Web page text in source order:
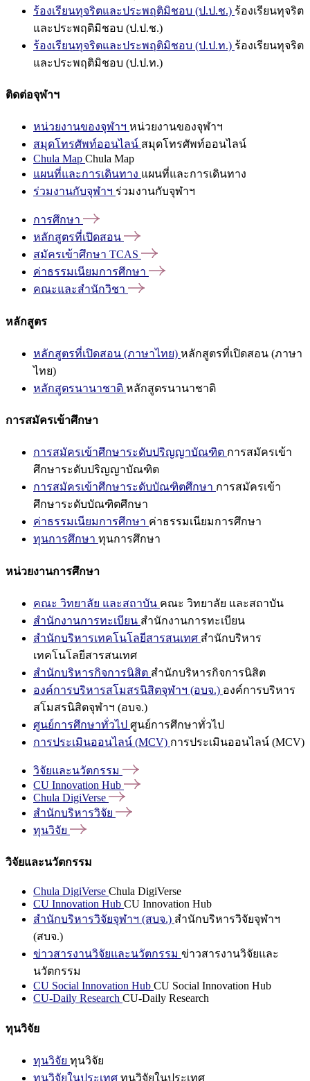
ร้องเรียนทุจริตและประพฤติมิชอบ (ป.ป.ช.) ร้องเรียนทุจริต
และประพฤติมิชอบ (ป.ป.ช.)
ร้องเรียนทุจริตและประพฤติมิชอบ (ป.ป.ท.) ร้องเรียนทุจริต
และประพฤติมิชอบ (ป.ป.ท.)
ติดต่อจุฬาฯ
หน่วยงานของจุฬาฯ หน่วยงานของจุฬาฯ
สมุดโทรศัพท์ออนไลน์ สมุดโทรศัพท์ออนไลน์
Chula Map Chula Map
แผนที่และการเดินทาง แผนที่และการเดินทาง
ร่วมงานกับจุฬาฯ ร่วมงานกับจุฬาฯ
การศึกษา
หลักสูตรที่เปิดสอน
สมัครเข้าศึกษา TCAS
ค่าธรรมเนียมการศึกษา
คณะและสำนักวิชา
หลักสูตร
หลักสูตรที่เปิดสอน (ภาษาไทย) หลักสูตรที่เปิดสอน (ภาษา
ไทย)
หลักสูตรนานาชาติ หลักสูตรนานาชาติ
การสมัครเข้าศึกษา
การสมัครเข้าศึกษาระดับปริญญาบัณฑิต การสมัครเข้า
ศึกษาระดับปริญญาบัณฑิต
การสมัครเข้าศึกษาระดับบัณฑิตศึกษา การสมัครเข้า
ศึกษาระดับบัณฑิตศึกษา
ค่าธรรมเนียมการศึกษา ค่าธรรมเนียมการศึกษา
ทุนการศึกษา ทุนการศึกษา
หน่วยงานการศึกษา
คณะ วิทยาลัย และสถาบัน คณะ วิทยาลัย และสถาบัน
สำนักงานการทะเบียน สำนักงานการทะเบียน
สำนักบริหารเทคโนโลยีสารสนเทศ สำนักบริหาร
เทคโนโลยีสารสนเทศ
สำนักบริหารกิจการนิสิต สำนักบริหารกิจการนิสิต
องค์การบริหารสโมสรนิสิตจุฬาฯ (อบจ.) องค์การบริหาร
สโมสรนิสิตจุฬาฯ (อบจ.)
ศูนย์การศึกษาทั่วไป ศูนย์การศึกษาทั่วไป
การประเมินออนไลน์ (MCV) การประเมินออนไลน์ (MCV)
วิจัยและนวัตกรรม
CU Innovation Hub
Chula DigiVerse
สำนักบริหารวิจัย
ทุนวิจัย
วิจัยและนวัตกรรม
Chula DigiVerse Chula DigiVerse
CU Innovation Hub CU Innovation Hub
สำนักบริหารวิจัยจุฬาฯ (สบจ.) สำนักบริหารวิจัยจุฬาฯ
(สบจ.)
ข่าวสารงานวิจัยและนวัตกรรม ข่าวสารงานวิจัยและ
นวัตกรรม
CU Social Innovation Hub CU Social Innovation Hub
CU-Daily Research CU-Daily Research
ทุนวิจัย
ทุนวิจัย ทุนวิจัย
ทุนวิจัยในประเทศ ทุนวิจัยในประเทศ